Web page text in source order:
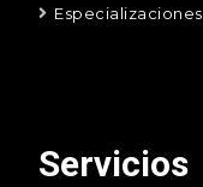
Especializaciones
Servicios